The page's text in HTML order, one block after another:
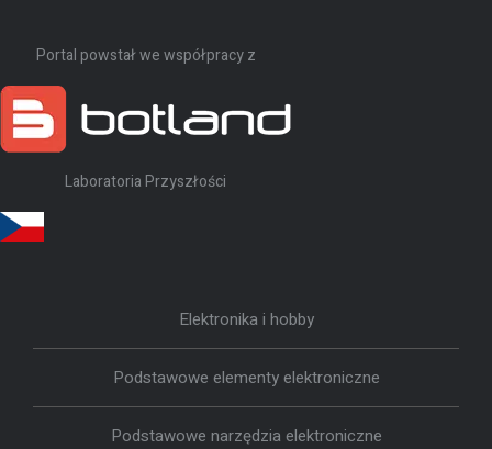
Portal powstał we współpracy z
Laboratoria Przyszłości
Elektronika i hobby
Podstawowe elementy elektroniczne
Podstawowe narzędzia elektroniczne